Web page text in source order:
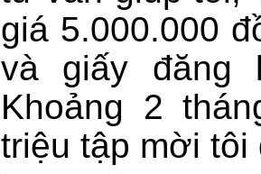
giá 5.000.000
và giấy đăng
Khoảng 2
triệu tập mời tôi